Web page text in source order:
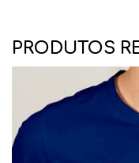
PRODUTOS